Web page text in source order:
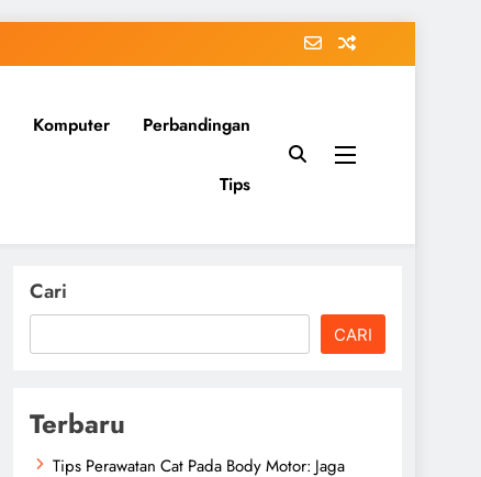
Komputer Perbandingan
Tips
Cari
CARI
Terbaru
Tips Perawatan Cat Pada Body Motor: Jaga